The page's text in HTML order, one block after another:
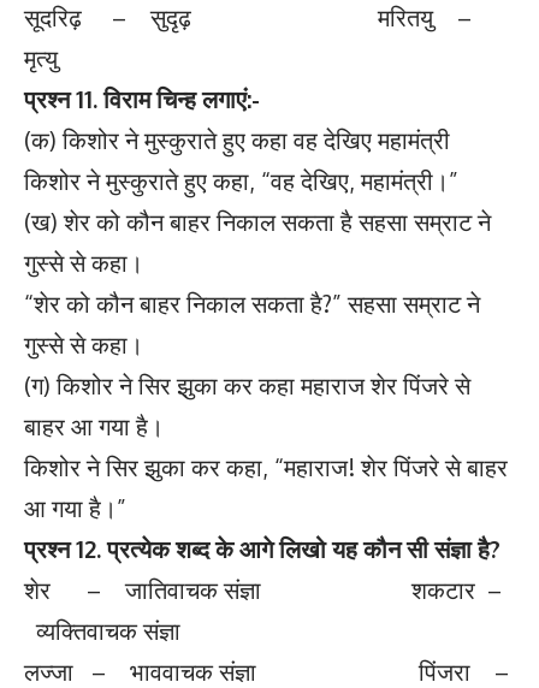
सूदरिढ़ – सुदृढ़ मरितयु –
मृत्यु
प्रश्न 11. विराम चिन्ह लगाएं:-
(क) किशोर ने मुस्कुराते हुए कहा वह देखिए महामंत्री
किशोर ने मुस्कुराते हुए कहा, “वह देखिए, महामंत्री।”
(ख) शेर को कौन बाहर निकाल सकता है सहसा सम्राट ने
गुस्से से कहा।
“शेर को कौन बाहर निकाल सकता है?” सहसा सम्राट ने
गुस्से से कहा।
(ग) किशोर ने सिर झुका कर कहा महाराज शेर पिंजरे से
बाहर आ गया है।
किशोर ने सिर झुका कर कहा, “महाराज! शेर पिंजरे से बाहर
आ गया है।”
प्रश्न 12. प्रत्येक शब्द के आगे लिखो यह कौन सी संज्ञा है?
शेर – जातिवाचक संज्ञा शकटार –
व्यक्तिवाचक संज्ञा
लज्जा – भाववाचक संज्ञा पिंजरा –